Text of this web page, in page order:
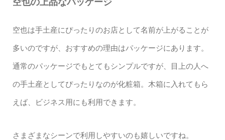
空也の上品なパッケージ
空也は手土産にぴったりのお店として名前が上がることが
多いのですが、おすすめの理由はパッケージにあります。
通常のパッケージでもとてもシンプルですが、目上の人へ
の手土産としてぴったりなのが化粧箱。木箱に入れてもら
えば、ビジネス用にも利用できます。
さまざまなシーンで利用しやすいのも嬉しいですね。